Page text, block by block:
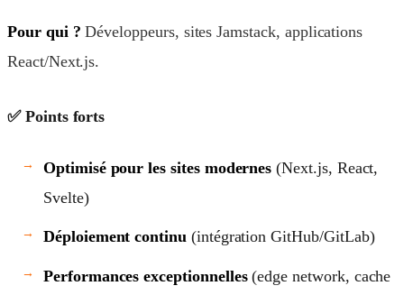
Pour qui ? Développeurs, sites Jamstack, applications
React/Next.js.
✅ Points forts
Optimisé pour les sites modernes (Next.js, React,
Svelte)
Déploiement continu(intégration GitHub/GitLab)
Performances exceptionnelles(edge network, cache